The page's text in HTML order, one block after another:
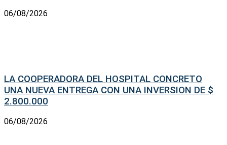
06/08/2026
LA COOPERADORA DEL HOSPITAL CONCRETO
UNA NUEVA ENTREGA CON UNA INVERSION DE $
2.800.000
06/08/2026